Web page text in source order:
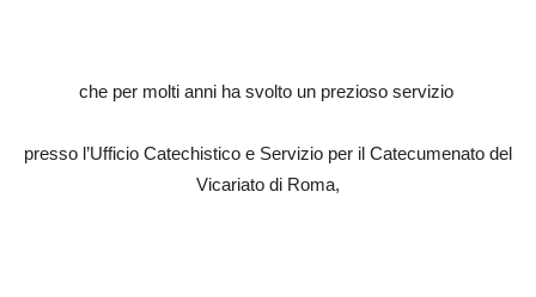
che per molti anni ha svolto un prezioso servizio
presso l’Ufficio Catechistico e Servizio per il Catecumenato del
Vicariato di Roma,